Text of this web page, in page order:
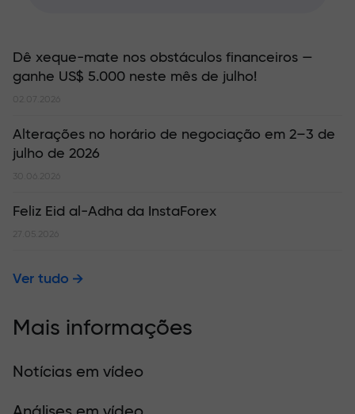
Dê xeque-mate nos obstáculos financeiros —
ganhe US$ 5.000 neste mês de julho!
02.07.2026
Alterações no horário de negociação em 2–3 de
julho de 2026
30.06.2026
Feliz Eid al-Adha da InstaForex
27.05.2026
Ver tudo
Mais informações
Notícias em vídeo